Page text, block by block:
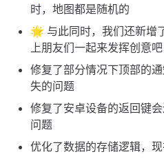
时，地图都是随机的
🌟 与此同时，我们还新增
上朋友们一起来发挥创意吧
修复了部分情况下顶部的
失的问题
修复了安卓设备的返回键
问题
优化了数据的存储逻辑，